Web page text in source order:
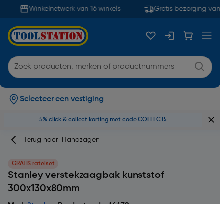
Winkelnetwerk van 16 winkels Gratis bezorging
Selecteer een vestiging
5% click & collect korting met code COLLECT5
Terug naar Handzagen
GRATIS ratelset
Stanley verstekzaagbak kunststof
300x130x80mm